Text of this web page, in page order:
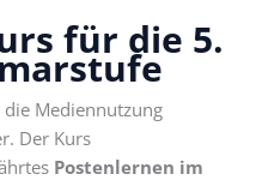
für die 5.
Mediennutzung
Der Kurs
Postenlernen im